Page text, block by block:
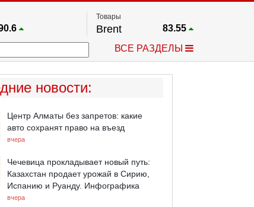
Товары
Brent 83.55
Платина
2.662
ВСЕ РАЗДЕЛЫ
новости:
Центр Алматы без запретов: какие
авто сохранят право на въезд
вчера
Чечевица прокладывает новый путь:
Казахстан продает урожай в Сирию,
Испанию и Руанду. Инфографика
вчера